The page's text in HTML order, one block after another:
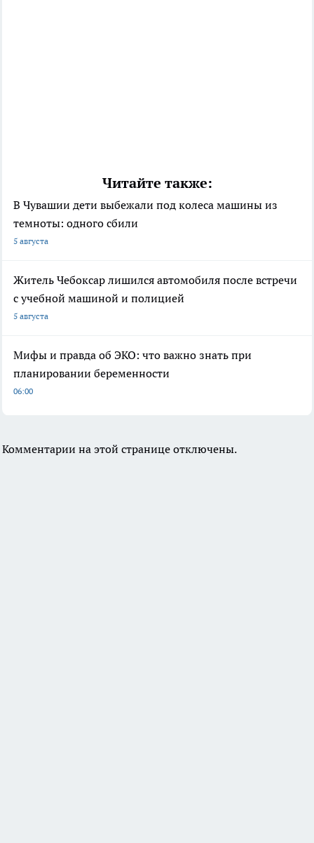
Читайте также:
В Чувашии дети выбежали под колеса машины из
темноты: одного сбили
5 августа
Житель Чебоксар лишился автомобиля после встречи
с учебной машиной и полицией
5 августа
Мифы и правда об ЭКО: что важно знать при
планировании беременности
06:00
Комментарии на этой странице отключены.